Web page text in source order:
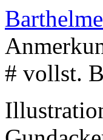
# vollst.